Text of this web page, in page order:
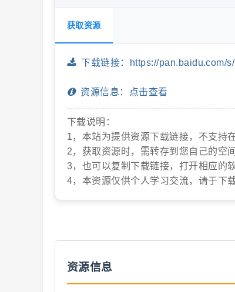
获取资源
下载链接：https://pan.baidu.com/
资源信息：点击查看
下载说明：
1，本站为提供资源下载链接，不支持
2，获取资源时，需转存到您自己的空
3，也可以复制下载链接，打开相应的
4，本资源仅供个人学习交流，请于下
资源信息